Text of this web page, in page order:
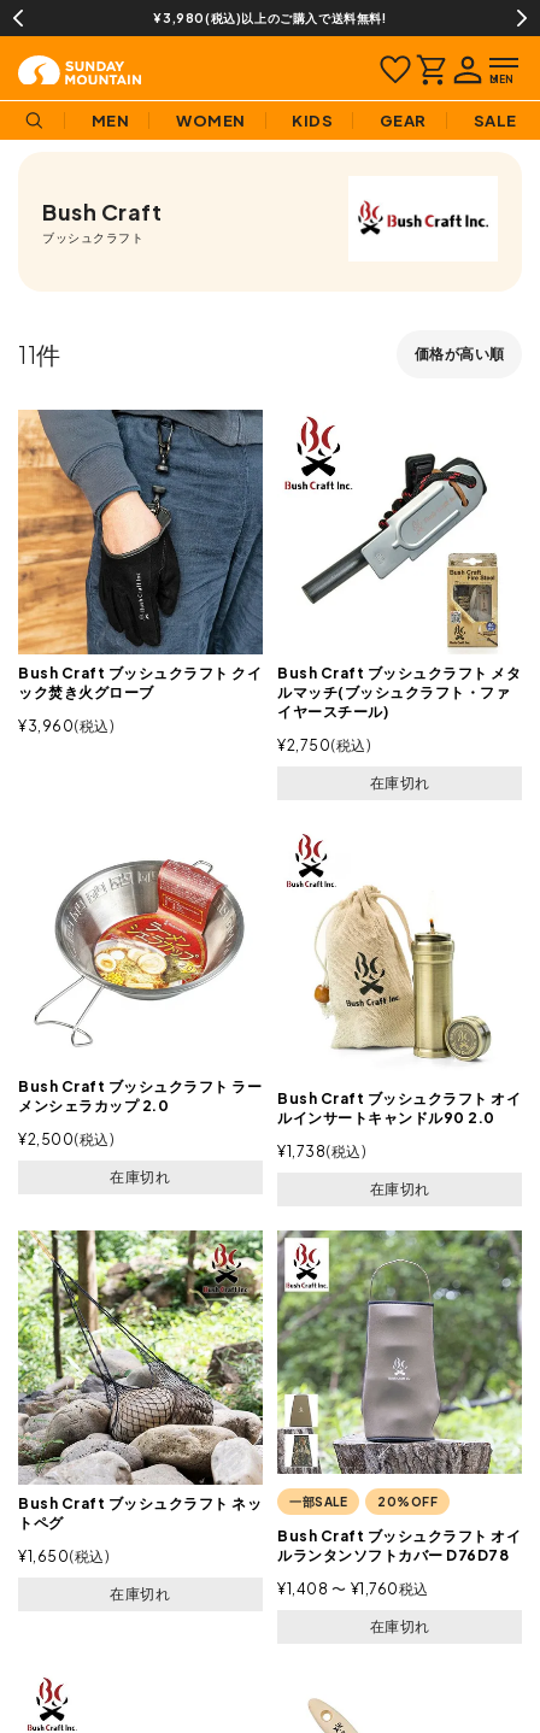
¥3,980(税込)以上のご購入で送料無料! 13時まで
MEN WOMEN KIDS GEAR SALE
Bush Craft
ブッシュクラフト
価格が高い順
11
Bush Craft ブッシュクラフト クイ
ック焚き火グローブ
¥3,960 税込
Bush Craft ブッシュクラフト メタ
ルマッチ(ブッシュクラフト・ファ
イヤースチール)
¥2,750 税込
在庫切れ
Bush Craft ブッシュクラフト ラー
メンシェラカップ 2.0
¥2,500 税込
在庫切れ
Bush Craft ブッシュクラフト オイ
ルインサートキャンドル90 2.0
¥1,738 税込
在庫切れ
Bush Craft ブッシュクラフト ネッ
トペグ
¥1,650 税込
在庫切れ
一部SALE 20%OFF
Bush Craft ブッシュクラフト オイ
ルランタンソフトカバー D76D78
¥1,408 〜 ¥1,760税込
在庫切れ